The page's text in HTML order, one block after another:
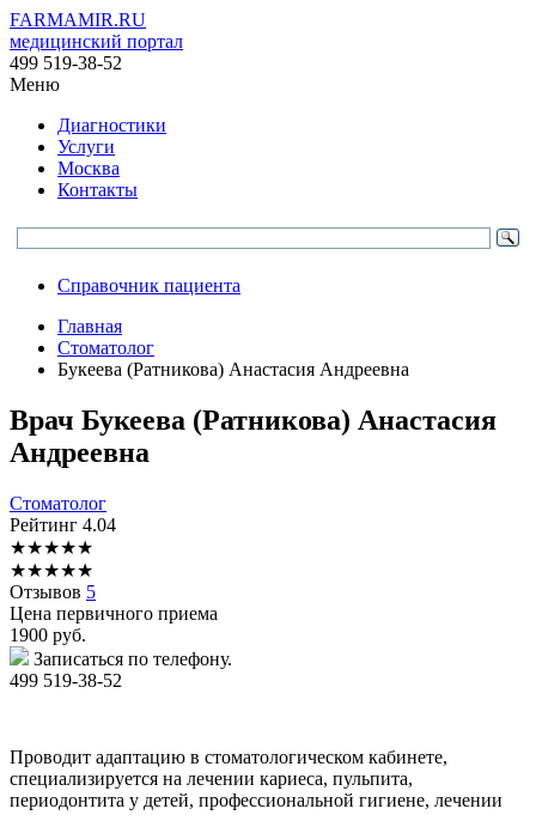
FARMAMIR.RU
медицинский портал
499 519-38-52
Меню
Диагностики
Услуги
Москва
Контакты
Справочник пациента
Главная
Стоматолог
Букеева (Ратникова) Анастасия Андреевна
Врач Букеева (Ратникова) Анастасия
Андреевна
Стоматолог
Рейтинг 4.04
★★★★★
★★★★★
Отзывов 5
Цена первичного приема
1900 руб.
Записаться по телефону.
499 519-38-52
Проводит адаптацию в стоматологическом кабинете,
специализируется на лечении кариеса, пульпита,
периодонтита у детей, профессиональной гигиене, лечении